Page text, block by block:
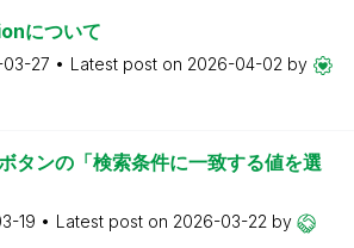
について
27 Latest post on 2026-04-02 by
タンの「検索条件に一致する値を選
19 Latest post on 2026-03-22 by